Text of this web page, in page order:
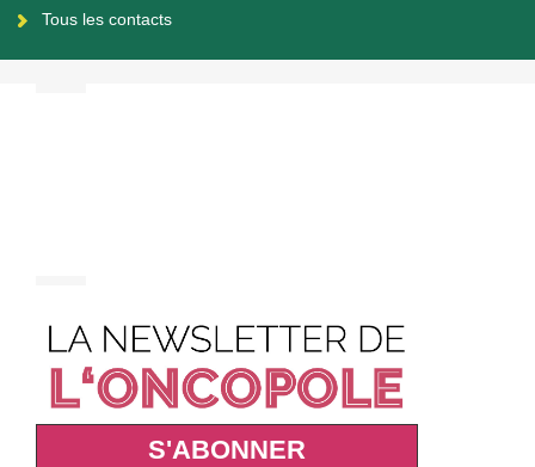
Tous les contacts
S'ABONNER